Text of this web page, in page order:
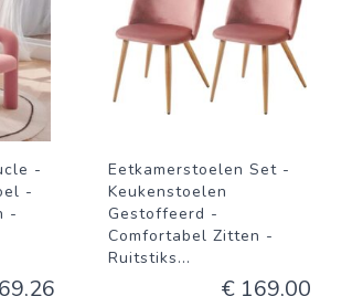
-
-
-
Eetkamerstoelen Set -
Keukenstoelen
Gestoffeerd -
Comfortabel Zitten -
Ruitstiks...
€ 169,00